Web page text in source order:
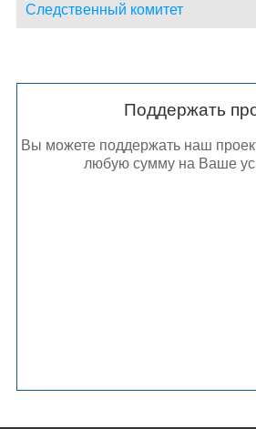
Следственный комитет
Поддержать
Вы можете поддержать наш
любую сумму на Ваше